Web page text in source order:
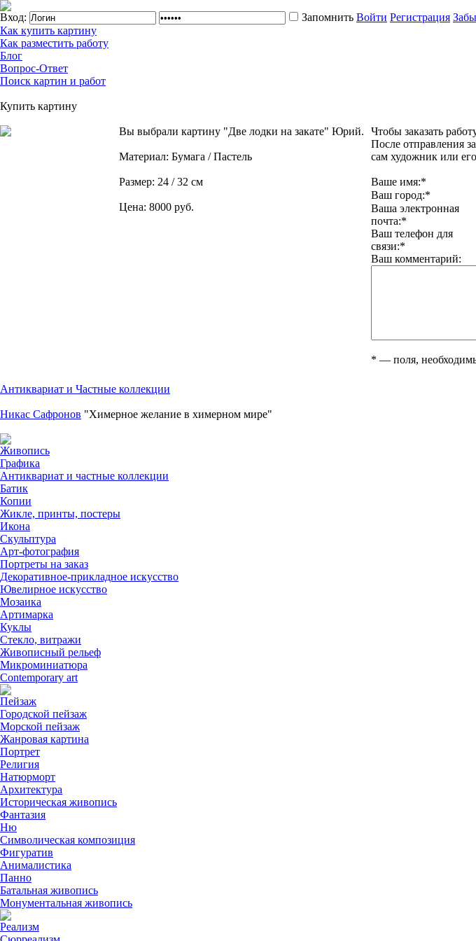
Вход: Запомнить Войти Регистрация
Как купить картину
Как разместить работу
Блог
Вопрос-Ответ
Поиск картин и работ
Купить картину
Вы выбрали картину "Две лодки на закате" Юрий.
Материал: Бумага / Пастель
Размер: 24 / 32 см
Цена: 8000 руб.
Чтобы заказать
После отправления
сам художник или
Ваше имя:*
Ваш город:*
Ваша электронная
почта:*
Ваш телефон для
связи:*
Ваш комментарий:
* — поля,
Антиквариат и Частные коллекции
Никас Сафронов "Химерное желание в химерном мире"
Живопись
Графика
Антиквариат и частные коллекции
Батик
Копии
Жикле, принты, постеры
Икона
Скульптура
Арт-фотография
Портреты на заказ
Декоративное-прикладное искусство
Ювелирное искусство
Мозаика
Артимарка
Куклы
Стекло, витражи
Живописный рельеф
Микроминиатюра
Contemporary art
Пейзаж
Городской пейзаж
Морской пейзаж
Жанровая картина
Портрет
Религия
Натюрморт
Архитектура
Историческая живопись
Фантазия
Ню
Символическая композиция
Фигуратив
Анималистикa
Панно
Батальная живопись
Монументальная живопись
Реализм